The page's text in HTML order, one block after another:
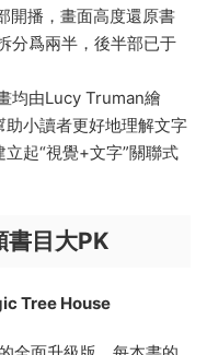
開播，畫面高度還原書
分爲兩半，後半部已于
均由Lucy Truman繪
小讀者更好地理解文字
起“視覺+文字”關聯式
書目大PK
Tree House